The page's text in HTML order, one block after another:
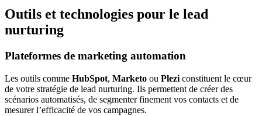
Outils et technologies pour le lead
nurturing
Plateformes de marketing automation
Les outils comme HubSpot, Marketo ou Plezi constituent le cœur
de votre stratégie de lead nurturing. Ils permettent de créer des
scénarios automatisés, de segmenter finement vos contacts et de
mesurer l’efficacité de vos campagnes.